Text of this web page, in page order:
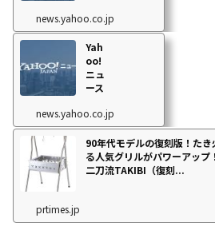
news.yahoo.co.jp
Yah
oo!
ニュ
ース
news.yahoo.co.jp
90年代モデルの復刻版！た
る人気グリルがパワーアップ
二刀流TAKIBI（復刻...
prtimes.jp